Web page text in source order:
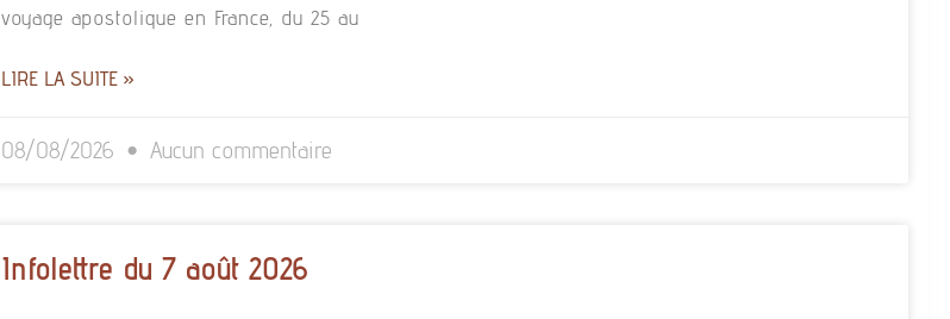
voyage apostolique en France, du 25 au
LIRE LA SUITE »
08/08/2026 Aucun commentaire
Infolettre du 7 août 2026